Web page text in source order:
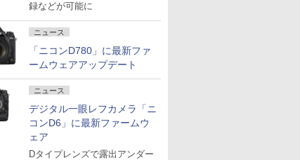
録などが可能に
ニュース
「ニコンD780」に最新ファ
ームウェアアップデート
ニュース
デジタル一眼レフカメラ「ニ
コンD6」に最新ファームウ
ェア
Dタイプレンズで露出アンダー